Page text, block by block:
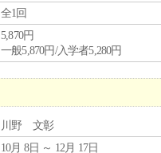
全1回
5,870円
一般5,870円/入学者5,280円
川野 文彰
10月 8日 ～ 12月 17日